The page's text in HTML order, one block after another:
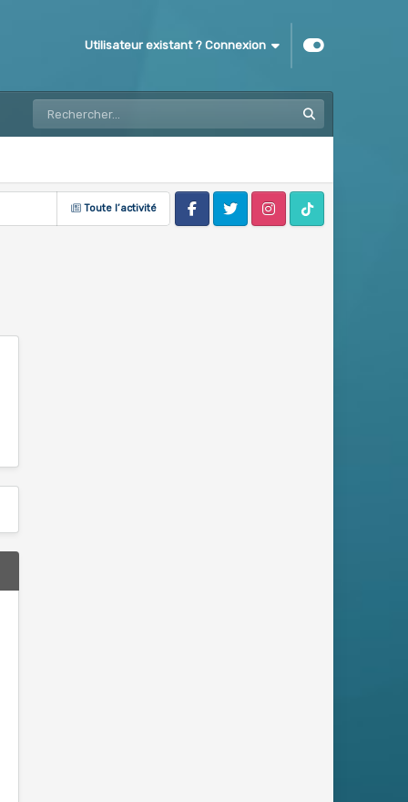
Utilisateur existant ? Connexion
Toute l’activité
FacebookTwitter InstagramTik Tok